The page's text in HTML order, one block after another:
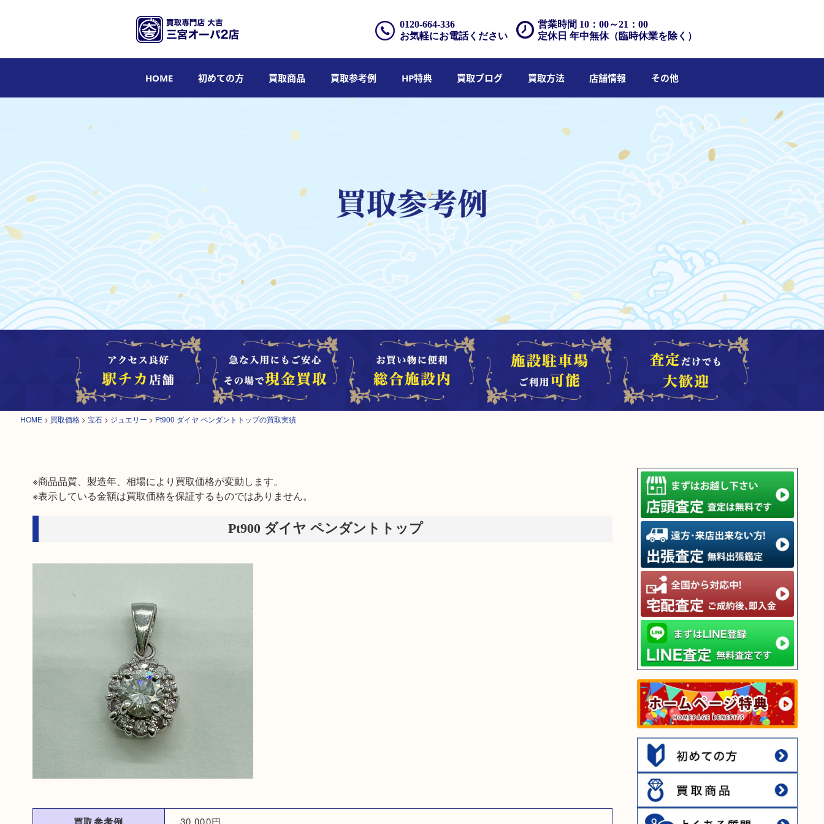
営業時間 10：00～21：00
定休日 年中無休（臨時休業を除く）
0120-664-336
お気軽にお電話ください
HOME 初めての方 買取商品 買取参考例 HP特典 買取ブログ 買取方法 店舗情報 その他
HOME > 買取価格 > 宝石 > ジュエリー > Pt900 ダイヤ ペンダントトップの買取実績
※商品品質、製造年、相場により買取価格が変動します。
※表示している金額は買取価格を保証するものではありません。
Pt900 ダイヤ ペンダントトップ
買取参考例 30,000円